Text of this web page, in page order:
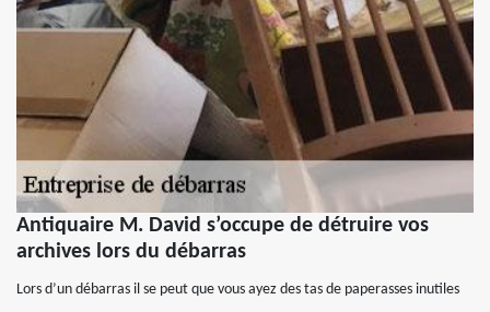
Antiquaire M. David s’occupe de détruire vos
archives lors du débarras
Lors d’un débarras il se peut que vous ayez des tas de paperasses inutiles